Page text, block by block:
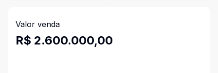
Valor venda
R$ 2.600.000,00